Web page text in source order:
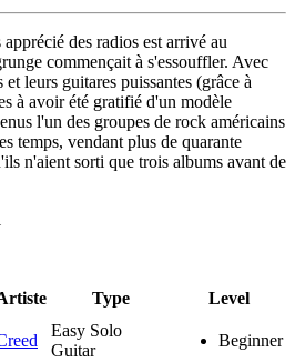
des radios est arrivé au
commençait à s'essouffler. Avec
leurs guitares puissantes (grâce à
à avoir été gratifié d'un modèle
l'un des groupes de rock américains
temps, vendant plus de quarante
n'aient sorti que trois albums avant de
Type
Level
Easy Solo
Guitar
Beginner